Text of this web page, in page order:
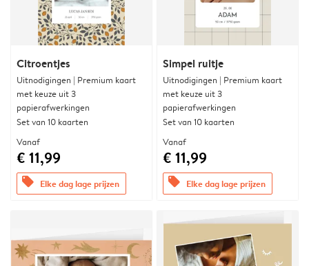
Citroentjes
Uitnodigingen | Premium kaart
met keuze uit 3
papierafwerkingen
Set van 10 kaarten
Vanaf
€ 11,99
offers Elke dag lage prijzen
Simpel ruitje
Uitnodigingen | Premium kaart
met keuze uit 3
papierafwerkingen
Set van 10 kaarten
Vanaf
€ 11,99
offers Elke dag lage prijzen